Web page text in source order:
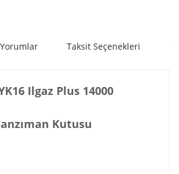
Yorumlar Taksit Seçenekleri
Ilgaz Plus 14000
Kutusu